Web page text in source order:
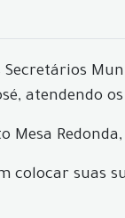
Secretários
atendendo
Mesa Redonda,
colocar suas